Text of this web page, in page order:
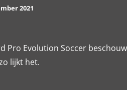
2021
Pro Evolution Soccer
lijkt het.